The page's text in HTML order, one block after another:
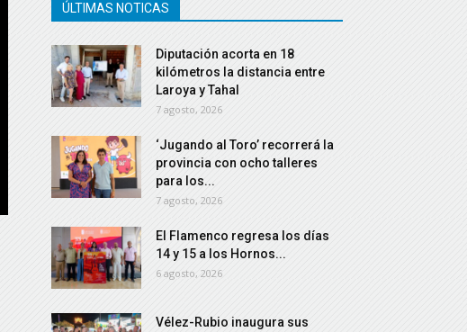
ÚLTIMAS NOTICAS
Diputación acorta en 18
kilómetros la distancia entre
Laroya y Tahal
7 agosto, 2026
‘Jugando al Toro’ recorrerá la
provincia con ocho talleres
para los...
7 agosto, 2026
El Flamenco regresa los días
14 y 15 a los Hornos...
6 agosto, 2026
Vélez-Rubio inaugura sus